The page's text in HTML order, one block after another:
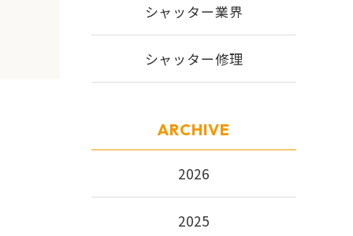
シャッター業界
シャッター修理
ARCHIVE
2026
2025